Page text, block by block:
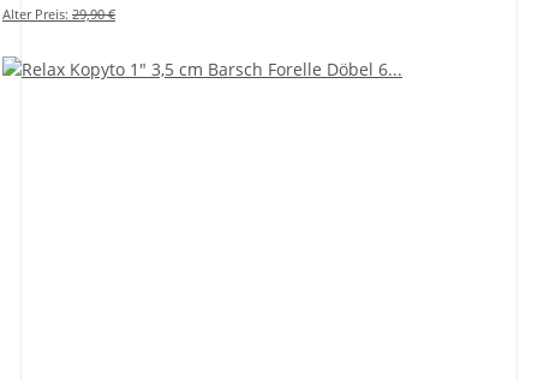
Alter Preis: 29,90 €